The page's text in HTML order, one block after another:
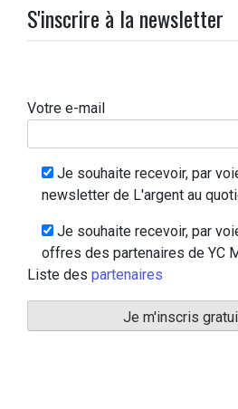
S'inscrire à la newsletter
Votre e-mail
Je souhaite recevoir, par
newsletter de L'argent au
Je souhaite recevoir, par
offres des partenaires de YC
Liste des partenaires